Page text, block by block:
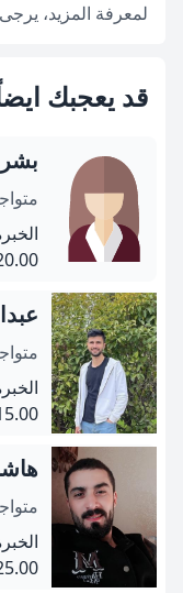
لمعرفة المزيد،
قد يعجبك
الخبرة: 1
20.00
الخبرة: 1
15.00
الخبرة: 4
25.00